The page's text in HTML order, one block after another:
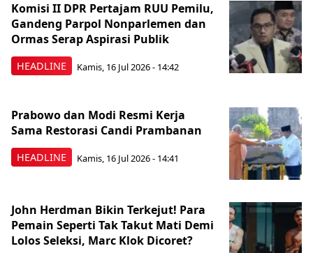
HEADLINE
Komisi II DPR Pertajam RUU Pemilu,
Gandeng Parpol Nonparlemen dan
Ormas Serap Aspirasi Publik
Kamis, 16 Jul 2026 - 14:42
HEADLINE
Prabowo dan Modi Resmi Kerja
Sama Restorasi Candi Prambanan
Kamis, 16 Jul 2026 - 14:41
John Herdman Bikin Terkejut! Para
Pemain Seperti Tak Takut Mati Demi
Lolos Seleksi, Marc Klok Dicoret?